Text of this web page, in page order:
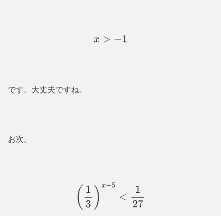
x> −1
です。大丈夫ですね。
お次。
(1 3) x 5